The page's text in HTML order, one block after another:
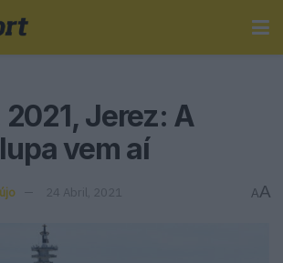
2021, Jerez: A
vem aí
24 Abril, 2021 AA